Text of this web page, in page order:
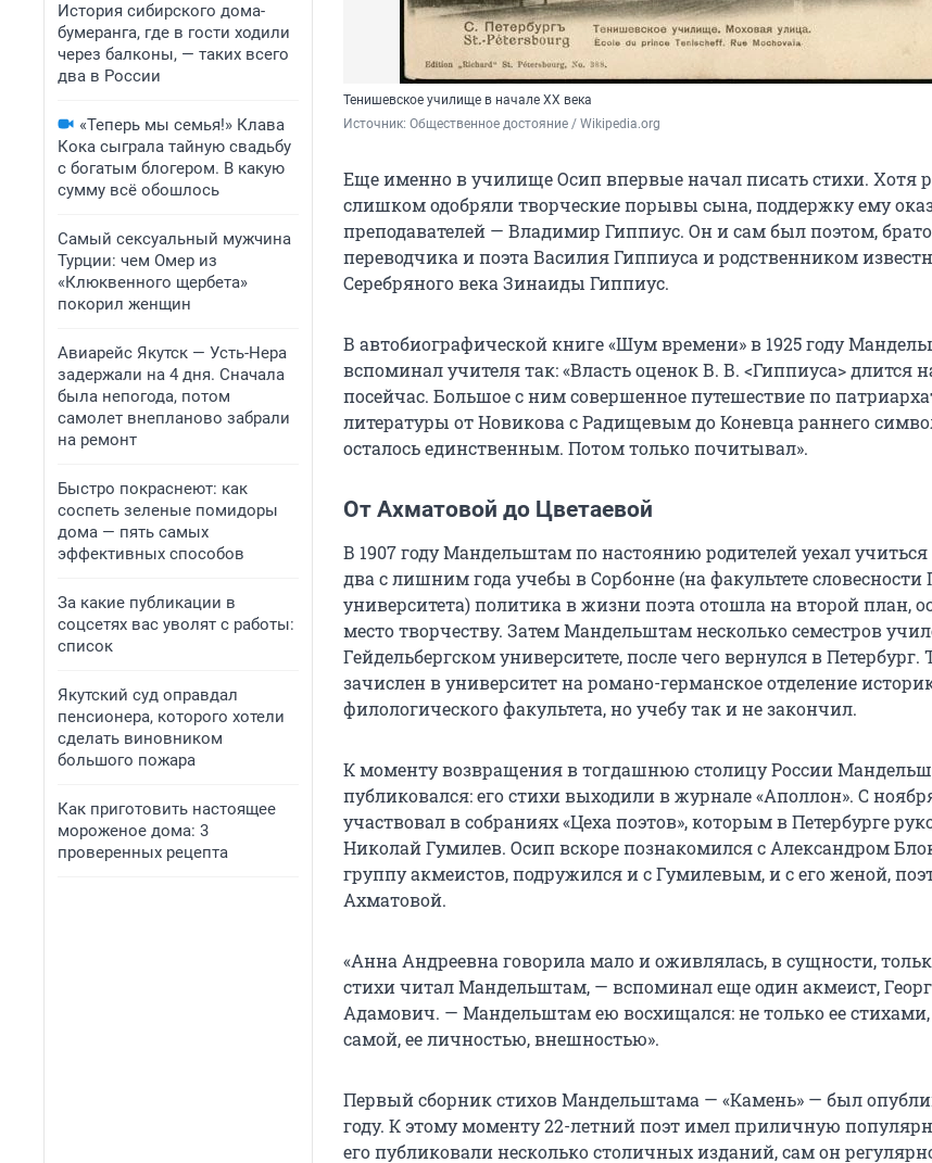
История сибирского дома-
бумеранга, где в гости ходили
через балконы, — таких всего
два в России
«Теперь мы семья!» Клава
Кока сыграла тайную свадьбу
с богатым блогером. В какую
сумму всё обошлось
Самый сексуальный мужчина
Турции: чем Омер из
«Клюквенного щербета»
покорил женщин
Авиарейс Якутск — Усть-Нера
задержали на 4 дня. Сначала
была непогода, потом
самолет внепланово забрали
на ремонт
Быстро покраснеют: как
соспеть зеленые помидоры
дома — пять самых
эффективных способов
За какие публикации в
соцсетях вас уволят с работы:
список
Якутский суд оправдал
пенсионера, которого хотели
сделать виновником
большого пожара
Как приготовить настоящее
мороженое дома: 3
проверенных рецепта
Тенишевское училище в начале XX века
Источник: Общественное достояние / Wikipedia.org
Еще именно в училище Осип впервые начал писать стихи. Хотя
слишком одобряли творческие порывы сына, поддержку ему
преподавателей — Владимир Гиппиус. Он и сам был поэтом,
переводчика и поэта Василия Гиппиуса и родственником
Серебряного века Зинаиды Гиппиус.
В автобиографической книге «Шум времени» в 1925 году
вспоминал учителя так: «Власть оценок В. В. <Гиппиуса> длится
посейчас. Большое с ним совершенное путешествие по
литературы от Новикова с Радищевым до Коневца раннего
осталось единственным. Потом только почитывал».
От Ахматовой до Цветаевой
В 1907 году Мандельштам по настоянию родителей уехал
два с лишним года учебы в Сорбонне (на факультете
университета) политика в жизни поэта отошла на второй план,
место творчеству. Затем Мандельштам несколько семестров
Гейдельбергском университете, после чего вернулся в
зачислен в университет на романо-германское отделение
филологического факультета, но учебу так и не закончил.
К моменту возвращения в тогдашнюю столицу России
публиковался: его стихи выходили в журнале «Аполлон». С ноября
участвовал в собраниях «Цеха поэтов», которым в Петербурге
Николай Гумилев. Осип вскоре познакомился с Александром
группу акмеистов, подружился и с Гумилевым, и с его женой,
Ахматовой.
«Анна Андреевна говорила мало и оживлялась, в сущности,
стихи читал Мандельштам, — вспоминал еще один акмеист,
Адамович. — Мандельштам ею восхищался: не только ее
самой, ее личностью, внешностью».
Первый сборник стихов Мандельштама — «Камень» — был
году. К этому моменту 22-летний поэт имел приличную
его публиковали несколько столичных изданий, сам он